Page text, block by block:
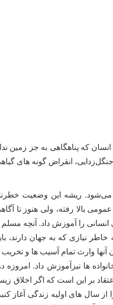
که پناهگاهی به جز زمین
انقراض گونه های
ریشه این وضعیت خطرناک
بالا رفته، ولی هنوز تا
را آموزش داد. آنچه
نیازی که به جهان دارند،
وارث تمام آسیب ها و
ها نیزآموزش داد.
بر این است که اگر اخلاق
های اولیه زندگی آغاز